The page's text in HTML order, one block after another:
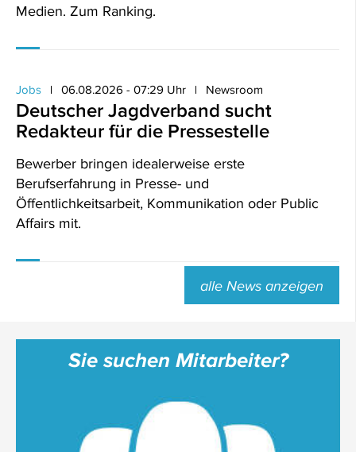
Medien. Zum Ranking.
Jobs 06.08.2026 - 07:29 Uhr Newsroom
Deutscher Jagdverband sucht
Redakteur für die Pressestelle
Bewerber bringen idealerweise erste
Berufserfahrung in Presse- und
Öffentlichkeitsarbeit, Kommunikation oder Public
Affairs mit.
alle News anzeigen
Sie suchen Mitarbeiter?